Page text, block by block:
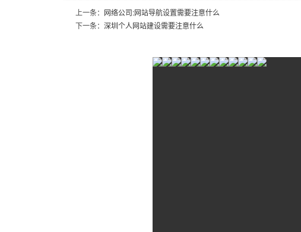
上一条： 网络公司:网站导航设置需要注意什么
下一条： 深圳个人网站建设需要注意什么